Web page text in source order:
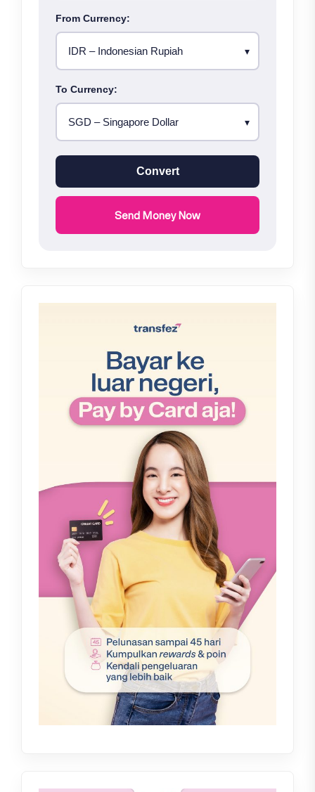
From Currency:
To Currency:
Convert
Send Money Now